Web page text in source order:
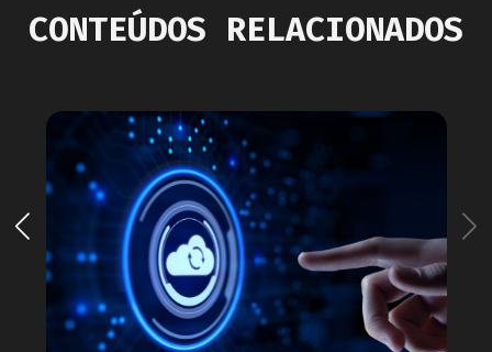
CONTEÚDOS RELACIONADOS